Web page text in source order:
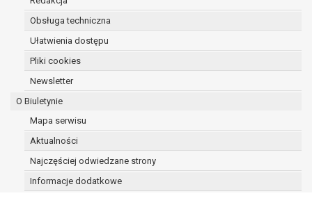
Obsługa techniczna
Ułatwienia dostępu
Pliki cookies
Newsletter
O Biuletynie
Mapa serwisu
Aktualności
Najczęściej odwiedzane strony
Informacje dodatkowe